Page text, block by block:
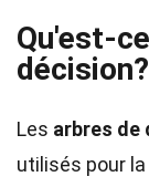
Qu'est-
décision?
Les arbres de
utilisés pour